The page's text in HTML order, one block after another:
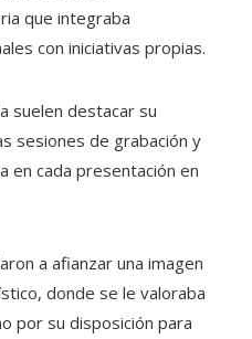
que integraba
con iniciativas propias.
suelen destacar su
sesiones de grabación y
en cada presentación en
a afianzar una imagen
donde se le valoraba
por su disposición para